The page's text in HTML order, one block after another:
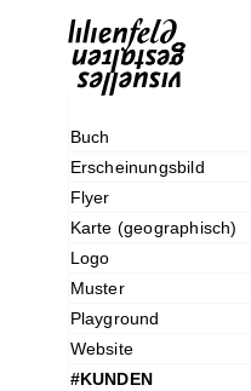
Buch
Erscheinungsbild
Flyer
Karte (geographisch)
Logo
Muster
Playground
Website
#KUNDEN